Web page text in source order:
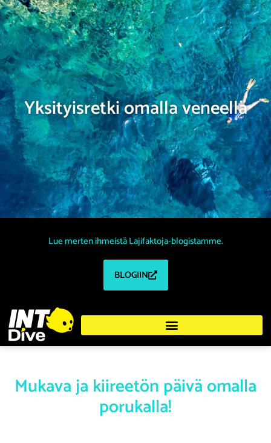
Yksityisretki omalla veneellä
Lue merten ihmeistä Lajifaktoja-blogistamme.
BLOGIIN
Mukava ja kiireetön päivä omalla
porukalla!